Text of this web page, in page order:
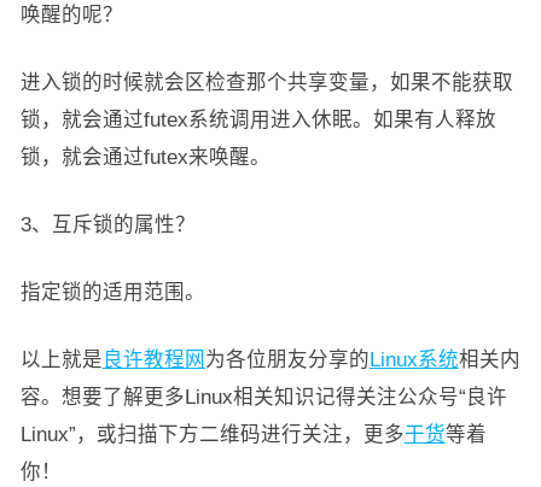
唤醒的呢？
进入锁的时候就会区检查那个共享变量，如果不能获取
锁，就会通过futex系统调用进入休眠。如果有人释放
锁，就会通过futex来唤醒。
3、互斥锁的属性？
指定锁的适用范围。
以上就是 良许教程网 为各位朋友分享的Linux系统相关内
容。想要了解更多Linux相关知识记得关注公众号“良许
Linux”，或扫描下方二维码进行关注，更多干货等着
你！